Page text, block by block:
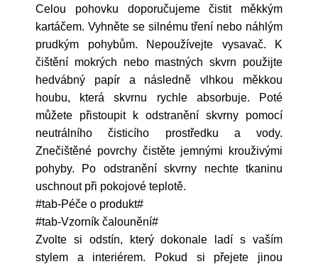
Celou pohovku doporučujeme čistit měkkým
kartáčem. Vyhněte se silnému tření nebo náhlým
prudkým pohybům. Nepoužívejte vysavač. K
čištění mokrých nebo mastných skvrn použijte
hedvábný papír a následně vlhkou měkkou
houbu, která skvrnu rychle absorbuje. Poté
můžete přistoupit k odstranění skvrny pomocí
neutrálního čisticího prostředku a vody.
Znečištěné povrchy čistěte jemnými krouživými
pohyby. Po odstranění skvrny nechte tkaninu
uschnout při pokojové teplotě.
#tab-Péče o produkt#
#tab-Vzorník čalounění#
Zvolte si odstín, který dokonale ladí s vaším
stylem a interiérem. Pokud si přejete jinou